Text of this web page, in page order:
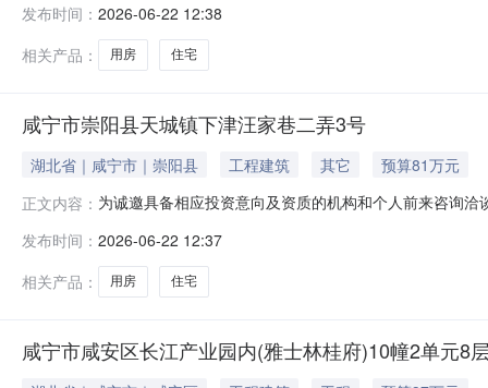
法院核实。本案已进入强制执行阶段，该资产权属清晰
式进行，最
发布时间： 2026-06-22 12:38
相关产品：
用房 住宅
咸宁市崇阳县天城镇下津汪家巷二弄3号
湖北省｜咸宁市｜崇阳县 工程建筑 其它
预算81万元
正文内容： 为诚邀具备相应投资意向及资质的机构和个人前来咨询
进入强制执行阶段，该资产权属清晰且不存在其他纠纷
方式、成交价格
发布时间： 2026-06-22 12:37
相关产品：
用房 住宅
咸宁市咸安区长江产业园内(雅士林桂府)10幢2单元8